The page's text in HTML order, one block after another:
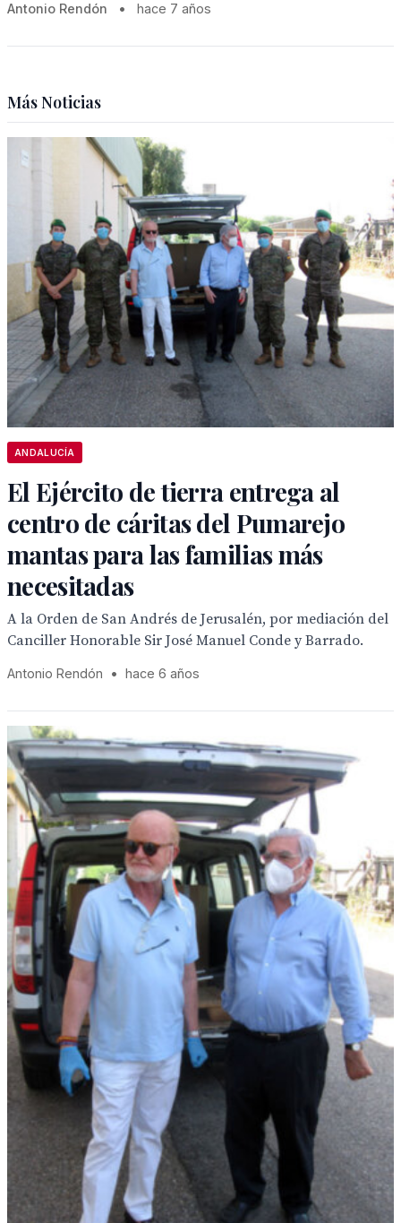
Antonio Rendón • hace 7 años
Más Noticias
ANDALUCÍA
El Ejército de tierra entrega al
centro de cáritas del Pumarejo
mantas para las familias más
necesitadas
A la Orden de San Andrés de Jerusalén, por mediación del
Canciller Honorable Sir José Manuel Conde y Barrado.
Antonio Rendón • hace 6 años